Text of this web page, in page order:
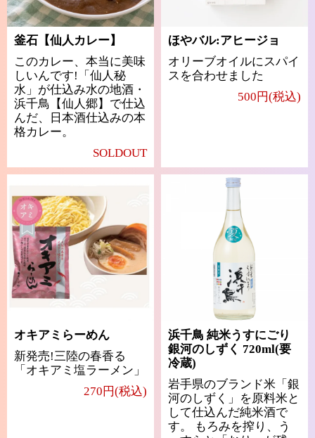
釜石【仙人カレー】
このカレー、本当に美味
しいんです!「仙人秘
水」が仕込み水の地酒・
浜千鳥【仙人郷】で仕込
んだ、日本酒仕込みの本
格カレー。
SOLDOUT
ほやバル:アヒージョ
オリーブオイルにスパイ
スを合わせました
500円(税込)
オキアミらーめん
新発売!三陸の春香る
「オキアミ塩ラーメン」
270円(税込)
浜千鳥 純米うすにごり
銀河のしずく 720ml(要
冷蔵)
岩手県のブランド米「銀
河のしずく」を原料米と
して仕込んだ純米酒で
す。 もろみを搾り、う